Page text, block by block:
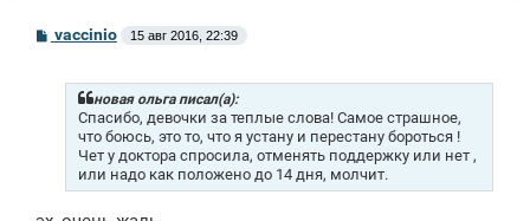
С
о
vaccinio 15 авг 2016, 22:39
новая ольга писал(а):
Спасибо, девочки за теплые слова! Самое страшное,
что боюсь, это то, что я устану и перестану бороться !
Чет у доктора спросила, отменять поддержку или нет ,
или надо как положено до 14 дня, молчит.